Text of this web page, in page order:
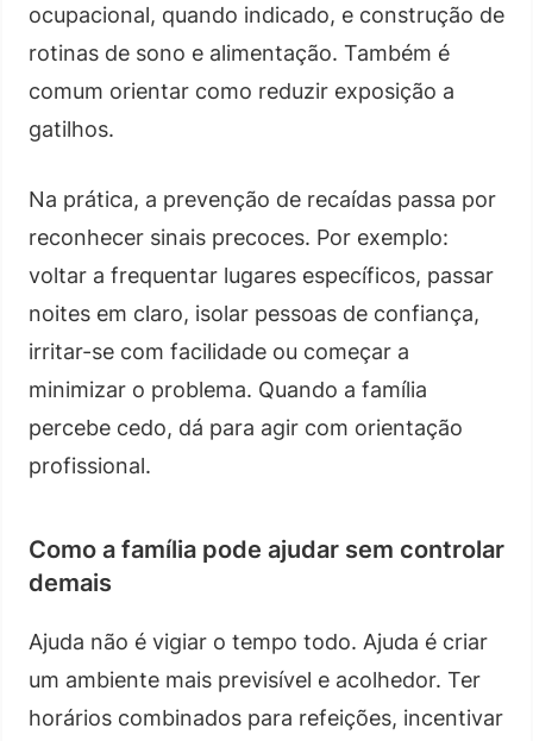
ocupacional, quando indicado, e construção de
rotinas de sono e alimentação. Também é
comum orientar como reduzir exposição a
gatilhos.
Na prática, a prevenção de recaídas passa por
reconhecer sinais precoces. Por exemplo:
voltar a frequentar lugares específicos, passar
noites em claro, isolar pessoas de confiança,
irritar-se com facilidade ou começar a
minimizar o problema. Quando a família
percebe cedo, dá para agir com orientação
profissional.
Como a família pode ajudar sem controlar
demais
Ajuda não é vigiar o tempo todo. Ajuda é criar
um ambiente mais previsível e acolhedor. Ter
horários combinados para refeições, incentivar